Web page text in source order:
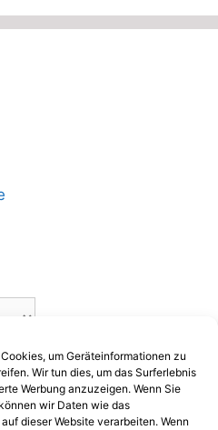
um Geräteinformationen zu
Wir tun dies, um das Surferlebnis
Werbung anzuzeigen. Wenn Sie
wir Daten wie das
dieser Website verarbeiten. Wenn